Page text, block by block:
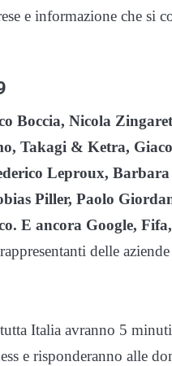
e informazione che si
Boccia, Nicola
Takagi & Ketra,
Leproux,
Piller, Paolo
E ancora Google,
delle
Italia avranno 5
e risponderanno alle